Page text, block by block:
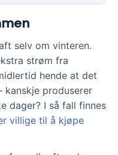
selv om vinteren.
strøm fra
hende at det
kanskje produserer
dager? I så fall finnes
villige til å kjøpe